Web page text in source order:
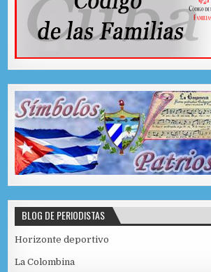
BLOG DE PERIODISTAS
Horizonte deportivo
La Colombina